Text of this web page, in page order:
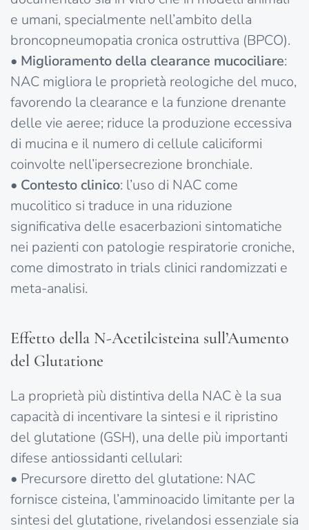
e umani, specialmente nell’ambito della
broncopneumopatia cronica ostruttiva (BPCO).
• Miglioramento della clearance mucociliare:
NAC migliora le proprietà reologiche del muco,
favorendo la clearance e la funzione drenante
delle vie aeree; riduce la produzione eccessiva
di mucina e il numero di cellule caliciformi
coinvolte nell’ipersecrezione bronchiale.
• Contesto clinico: l’uso di NAC come
mucolitico si traduce in una riduzione
significativa delle esacerbazioni sintomatiche
nei pazienti con patologie respiratorie croniche,
come dimostrato in trials clinici randomizzati e
meta-analisi.
Effetto della N-Acetilcisteina sull’Aumento
del Glutatione
La proprietà più distintiva della NAC è la sua
capacità di incentivare la sintesi e il ripristino
del glutatione (GSH), una delle più importanti
difese antiossidanti cellulari:
• Precursore diretto del glutatione: NAC
fornisce cisteina, l’amminoacido limitante per la
sintesi del glutatione, rivelandosi essenziale sia